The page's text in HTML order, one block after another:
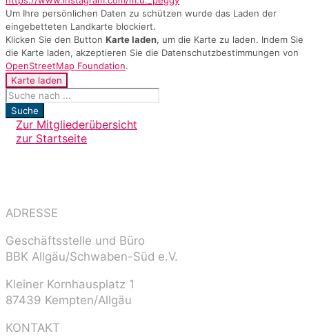
Um Ihre persönlichen Daten zu schützen wurde das Laden der
eingebetteten Landkarte blockiert.
Klicken Sie den Button Karte laden, um die Karte zu laden. Indem Sie
die Karte laden, akzeptieren Sie die Datenschutzbestimmungen von
OpenStreetMap Foundation.
Karte laden
Suche
Zur Mitgliederübersicht
zur Startseite
ADRESSE
Geschäftsstelle und Büro
BBK Allgäu/Schwaben-Süd e.V.
Kleiner Kornhausplatz 1
87439 Kempten/Allgäu
KONTAKT